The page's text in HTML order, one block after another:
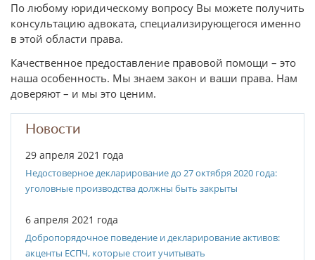
Новости
29 апреля 2021 года
Недостоверное декларирование до 27 октября 2020 года:
уголовные производства должны быть закрыты
6 апреля 2021 года
Добропорядочное поведение и декларирование активов:
акценты ЕСПЧ, которые стоит учитывать
По любому юридическому вопросу Вы можете получить
консультацию адвоката, специализирующегося именно
в этой области права.
Качественное предоставление правовой помощи – это
наша особенность. Мы знаем закон и ваши права. Нам
доверяют – и мы это ценим.